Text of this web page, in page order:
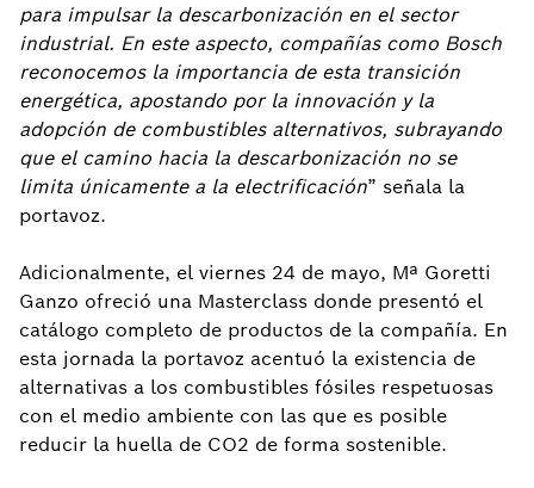
para impulsar la descarbonización en el sector
industrial. En este aspecto, compañías como Bosch
reconocemos la importancia de esta transición
energética, apostando por la innovación y la
adopción de combustibles alternativos, subrayando
que el camino hacia la descarbonización no se
limita únicamente a la electrificación” señala la
portavoz.
Adicionalmente, el viernes 24 de mayo, Mª Goretti
Ganzo ofreció una Masterclass donde presentó el
catálogo completo de productos de la compañía. En
esta jornada la portavoz acentuó la existencia de
alternativas a los combustibles fósiles respetuosas
con el medio ambiente con las que es posible
reducir la huella de CO2 de forma sostenible.